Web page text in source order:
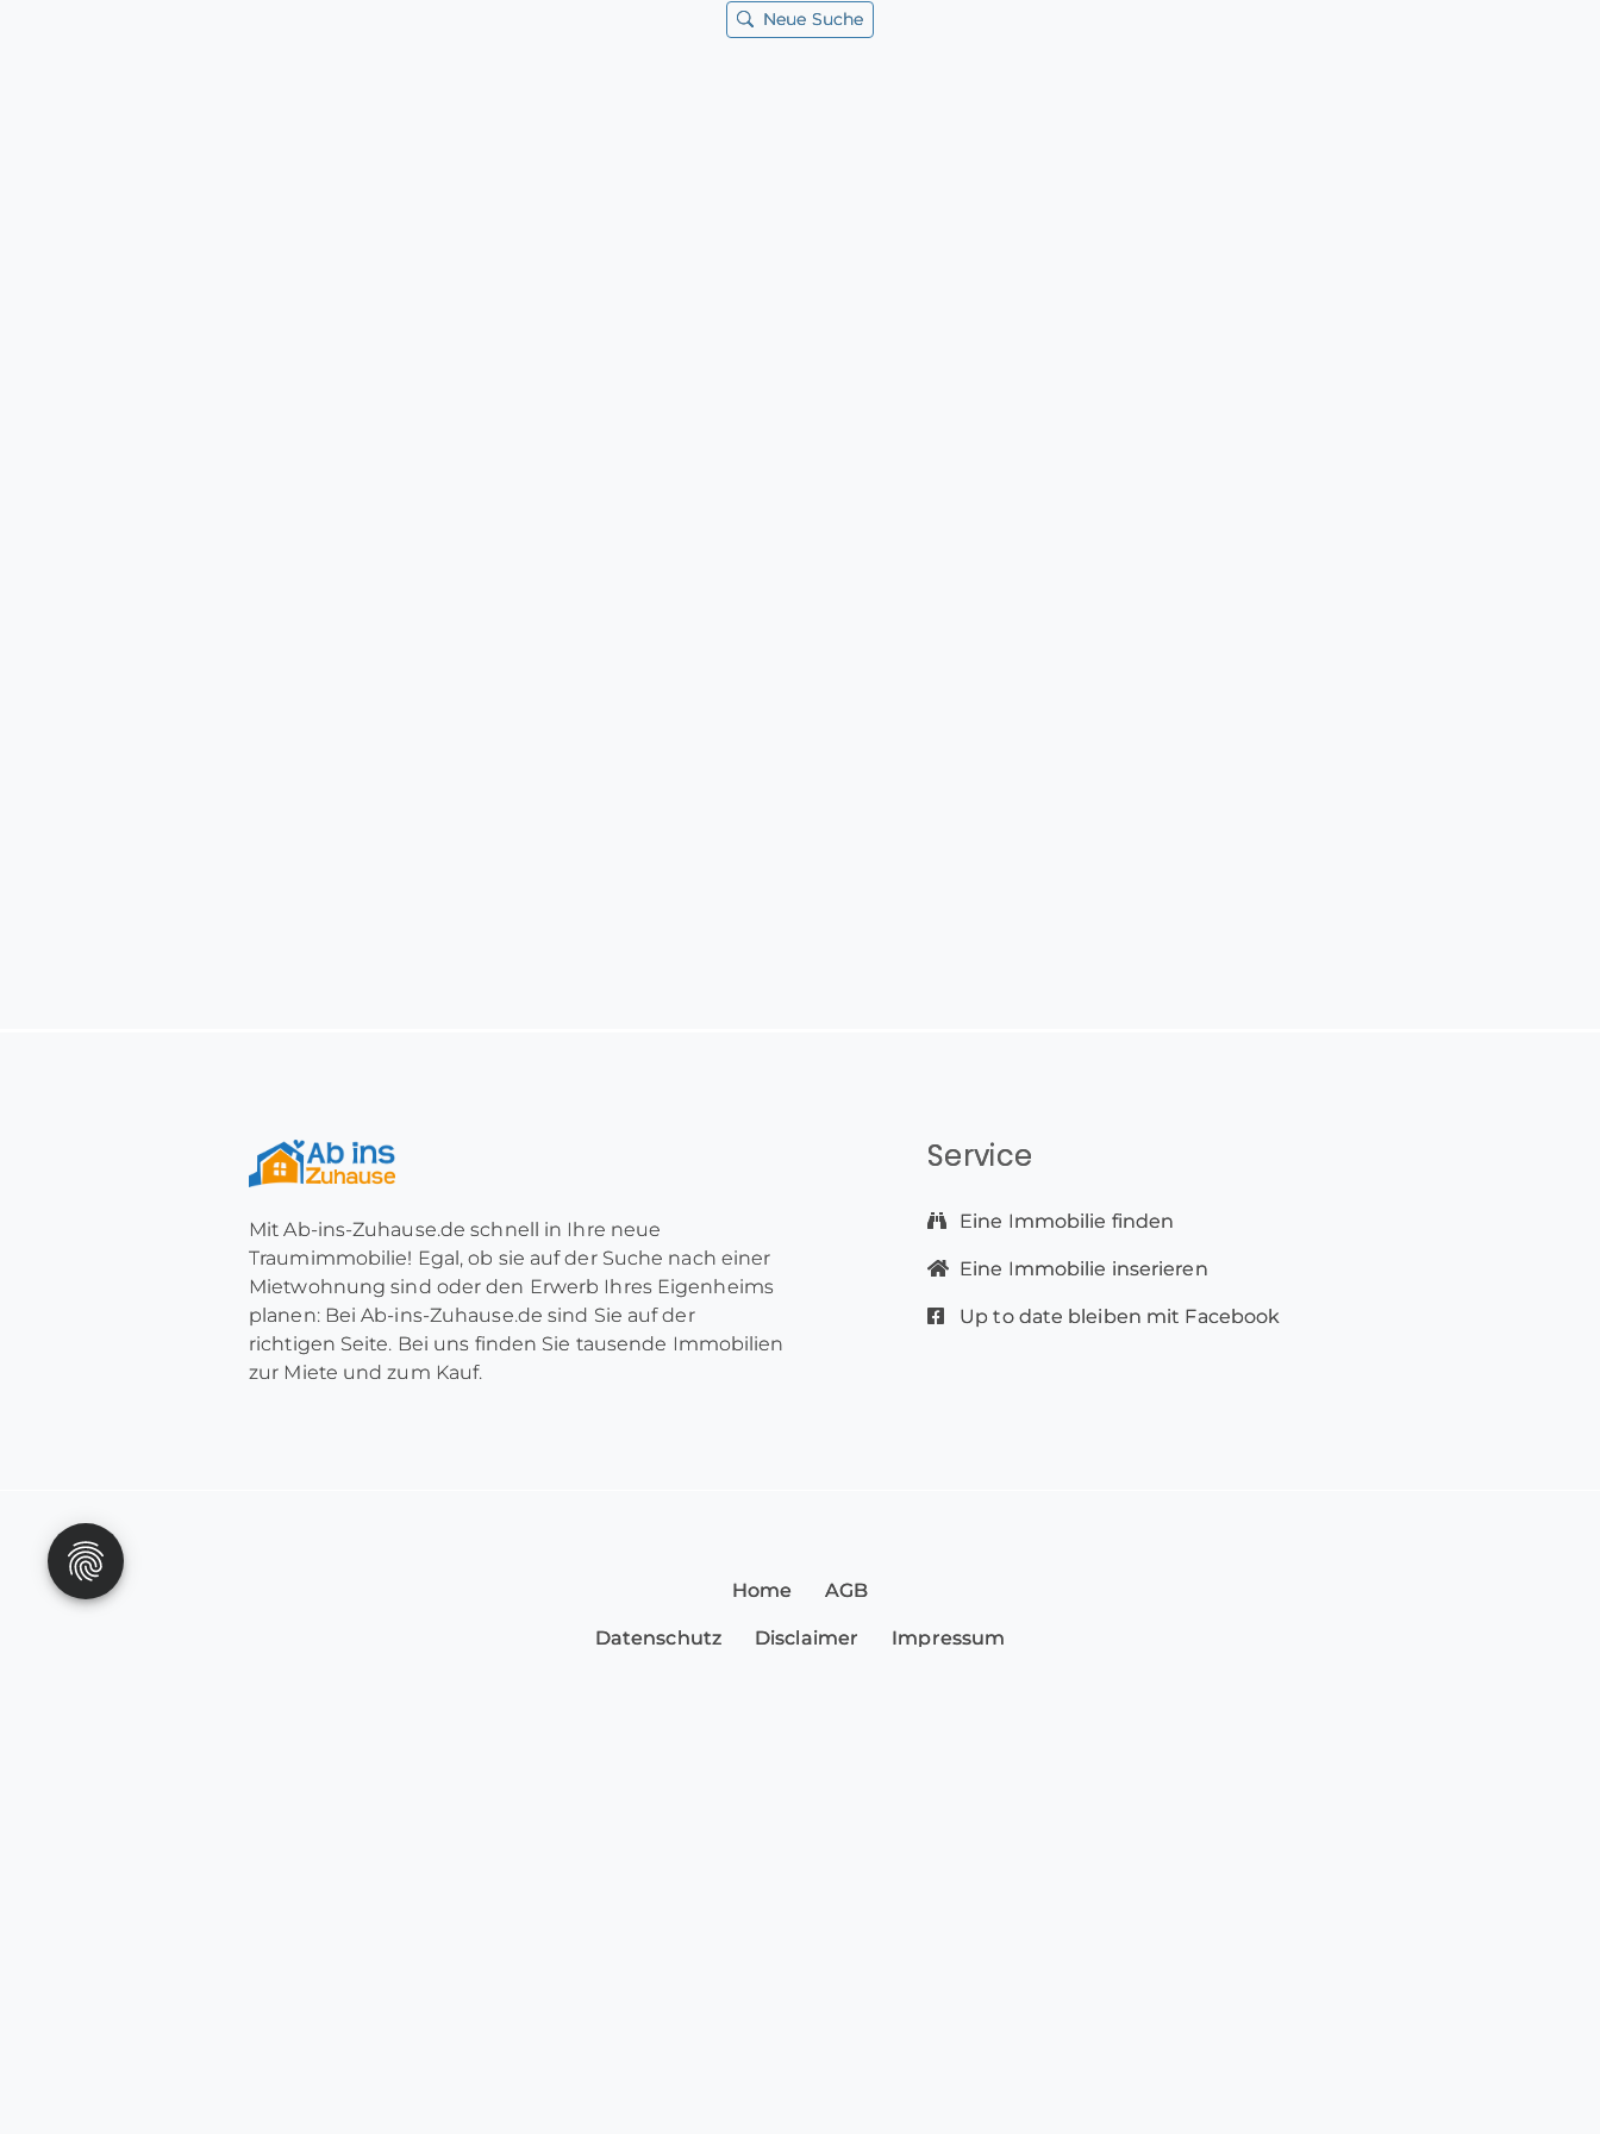
Neue Suche
Mit Ab-ins-Zuhause.de schnell in Ihre neue
Traumimmobilie! Egal, ob sie auf der Suche nach einer
Mietwohnung sind oder den Erwerb Ihres Eigenheims
planen: Bei Ab-ins-Zuhause.de sind Sie auf der
richtigen Seite. Bei uns finden Sie tausende Immobilien
zur Miete und zum Kauf.
Service
Eine Immobilie finden
Eine Immobilie inserieren
Up to date bleiben mit Facebook
Home AGB
Datenschutz Disclaimer Impressum